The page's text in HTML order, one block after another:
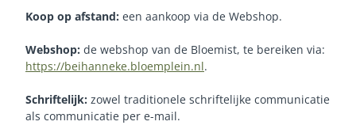
Koop op afstand: een aankoop via de Webshop.
Webshop: de webshop van de Bloemist, te bereiken via:
https://beihanneke.bloemplein.nl.
Schriftelijk: zowel traditionele schriftelijke communicatie
als communicatie per e-mail.